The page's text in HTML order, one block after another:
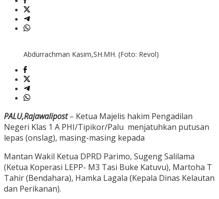
Abdurrachman Kasim,SH.MH. (Foto: Revol)
PALU,Rajawalipost– Ketua Majelis hakim Pengadilan
Negeri Klas 1 A PHI/Tipikor/Palu menjatuhkan putusan
lepas (onslag), masing-masing kepada
Mantan Wakil Ketua DPRD Parimo, Sugeng Salilama
(Ketua Koperasi LEPP- M3 Tasi Buke Katuvu), Martoha T
Tahir (Bendahara), Hamka Lagala (Kepala Dinas Kelautan
dan Perikanan).